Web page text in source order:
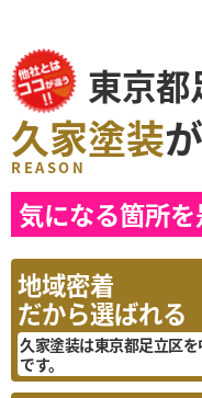
東京都
久家塗装が
REASON
気になる箇所
地域密着
だから選ばれる
久家塗装は東京都足立区
です。